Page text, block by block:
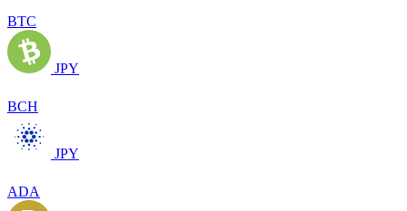
BTC
JPY
BCH
JPY
ADA